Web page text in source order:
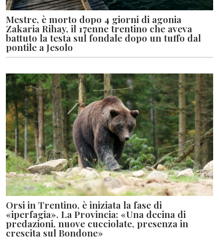
Mestre, è morto dopo 4 giorni di agonia
Zakaria Rihay, il 17enne trentino che aveva
battuto la testa sul fondale dopo un tuffo dal
pontile a Jesolo
Orsi in Trentino, è iniziata la fase di
«iperfagia». La Provincia: «Una decina di
predazioni, nuove cucciolate, presenza in
crescita sul Bondone»